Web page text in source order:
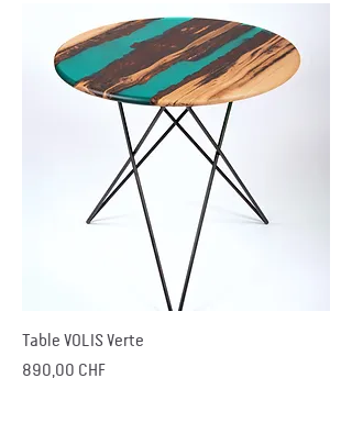
Table VOLIS Verte
Prix
890,00 CHF